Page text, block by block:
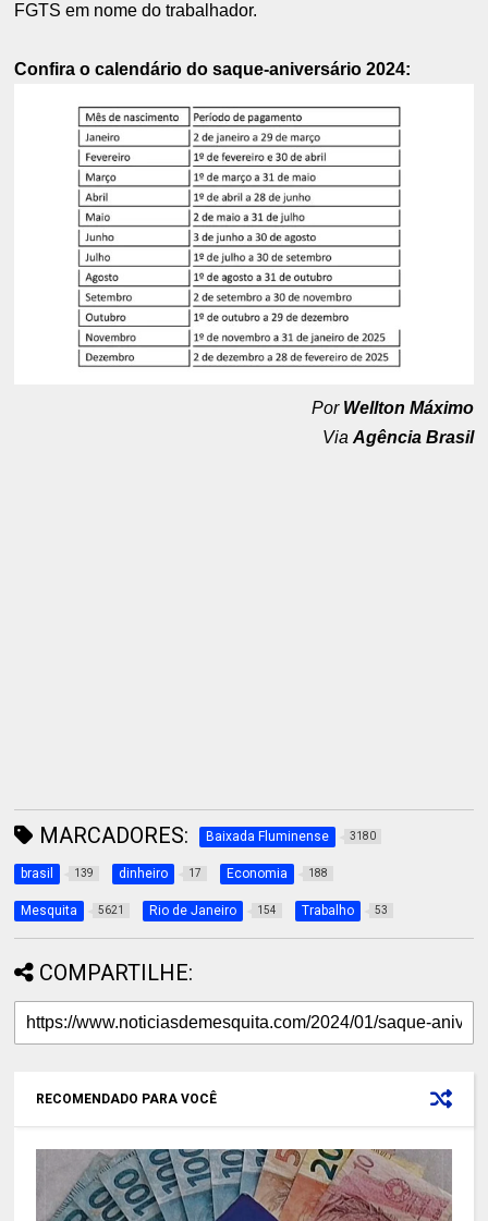
FGTS em nome do trabalhador.
Confira o calendário do saque-aniversário 2024:
Por Wellton Máximo
Via Agência Brasil
MARCADORES: Baixada Fluminense 3180
brasil 139 dinheiro 17 Economia 188
Mesquita 5621 Rio de Janeiro 154 Trabalho 53
COMPARTILHE:
RECOMENDADO PARA VOCÊ